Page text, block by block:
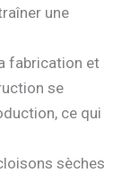
une
fabrication et
se
ce qui
sèches